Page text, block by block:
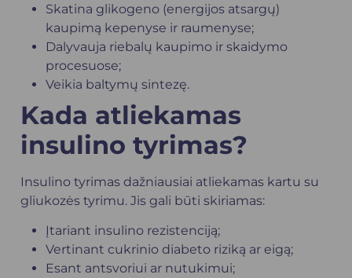
Skatina glikogeno (energijos atsargų)
kaupimą kepenyse ir raumenyse;
Dalyvauja riebalų kaupimo ir skaidymo
procesuose;
Veikia baltymų sintezę.
Kada atliekamas
insulino tyrimas?
Insulino tyrimas dažniausiai atliekamas kartu su
gliukozės tyrimu. Jis gali būti skiriamas:
Įtariant insulino rezistenciją;
Vertinant cukrinio diabeto riziką ar eigą;
Esant antsvoriui ar nutukimui;